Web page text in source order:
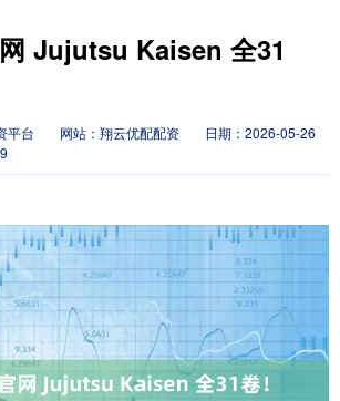
Jujutsu Kaisen 全31
平台 网站：翔云优配配资
日期：2026-05-26